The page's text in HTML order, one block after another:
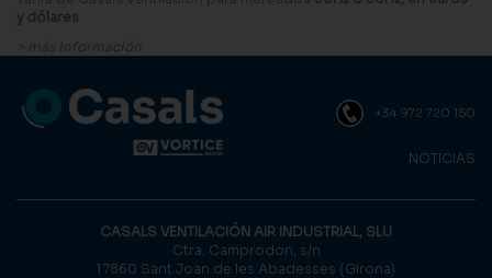
y dólares
> más información
+34 972 720 150
NOTICIAS
CASALS VENTILACIÓN AIR INDUSTRIAL, SLU
Ctra. Camprodon, s/n
17860 Sant Joan de les Abadesses (Girona)